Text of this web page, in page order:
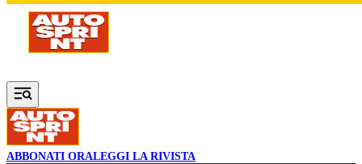
Vai al contenuto principale
ABBONATI ORALEGGI LA RIVISTA